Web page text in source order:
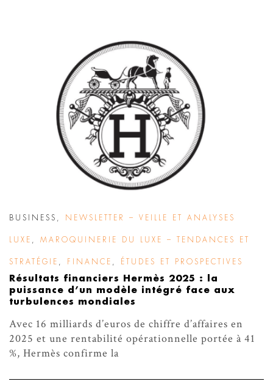
BUSINESS NEWSLETTER – VEILLE ET ANALYSES
LUXE MAROQUINERIE DU LUXE – TENDANCES ET
STRATÉGIE FINANCE ÉTUDES ET PROSPECTIVES
Résultats financiers Hermès 2025 : la
puissance d’un modèle intégré face aux
turbulences mondiales
Avec 16 milliards d’euros de chiffre d’affaires en
2025 et une rentabilité opérationnelle portée à 41
%, Hermès confirme la